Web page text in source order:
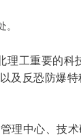
工重要的
及反恐防爆
理中心、技